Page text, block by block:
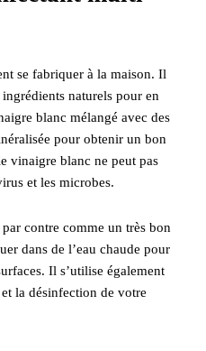
se fabriquer à la maison. Il
naturels pour en
blanc mélangé avec des
pour obtenir un bon
vinaigre blanc ne peut pas
et les microbes.
contre comme un très bon
dans de l’eau chaude pour
Il s’utilise également
la désinfection de votre